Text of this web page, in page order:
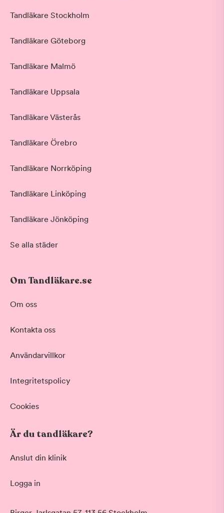
Tandläkare Stockholm
Tandläkare Göteborg
Tandläkare Malmö
Tandläkare Uppsala
Tandläkare Västerås
Tandläkare Örebro
Tandläkare Norrköping
Tandläkare Linköping
Tandläkare Jönköping
Se alla städer
Om Tandläkare.se
Om oss
Kontakta oss
Användarvillkor
Integritetspolicy
Cookies
Är du tandläkare?
Anslut din klinik
Logga in